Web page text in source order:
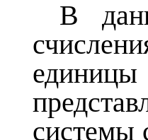
В
единицы
системы